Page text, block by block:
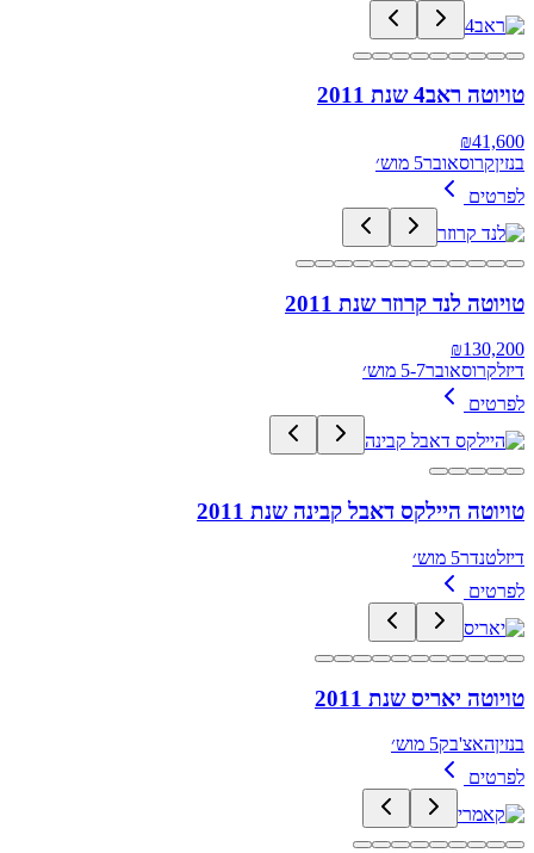
טויוטה ראב4 שנת 2011
₪41,600
בנזיןקרוסאובר5 מוש׳
לפרטים
טויוטה לנד קרוזר שנת 2011
₪130,200
דיזלקרוסאובר5-7 מוש׳
לפרטים
טויוטה היילקס דאבל קבינה שנת 2011
דיזלטנדר5 מוש׳
לפרטים
טויוטה יאריס שנת 2011
בנזיןהאצ'בק5 מוש׳
לפרטים